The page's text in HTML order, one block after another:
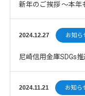
新年のご挨拶 〜本年
2024.12.27 お知ら
尼崎信用金庫SDGs
た
2024.11.21 お知ら